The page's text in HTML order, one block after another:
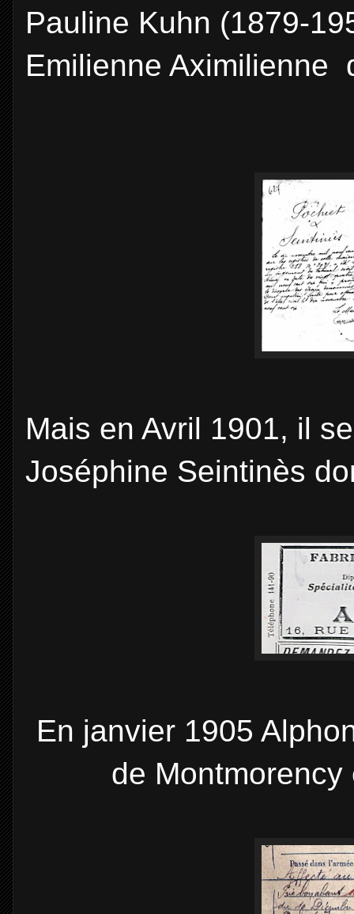
Pauline Kuhn (1879-
Emilienne Aximilienne
Mais en Avril 1901, il
Joséphine Seintinès
En janvier 1905
de